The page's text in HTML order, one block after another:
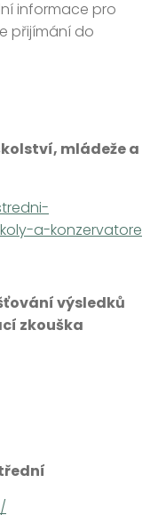
informace pro
přijímání do
mládeže a
a-konzervatore
výsledků
zkouška